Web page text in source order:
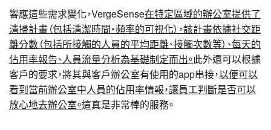
響應這些需求變化，VergeSense在特定區域的辦公室提供了
清掃計畫（包括清潔時間・頻率的可視化），該計畫依據社交距
離分數（包括所接觸的人員的平均距離、接觸次數等）、每天的
佔用率報告、人員流量分析為基礎制定而出。此外還可以根據
客戶的要求，將其與客戶辦公室有使用的app串接，以便可以
看到當前辦公室中人員的佔用率情報，讓員工判斷是否可以
放心地去辦公室。這真是非常棒的服務。